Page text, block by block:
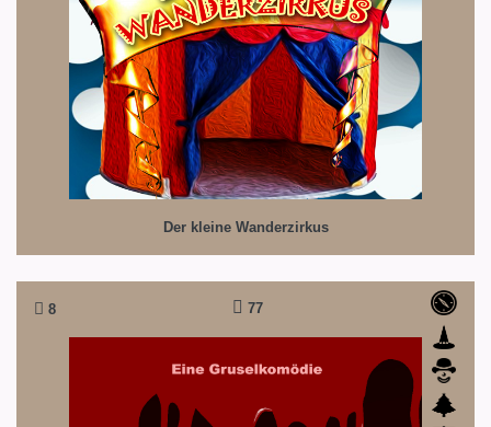
Der kleine Wanderzirkus
Der kleine Wanderzirkus
Eine liebevolle Zirkusgeschichte
8 77